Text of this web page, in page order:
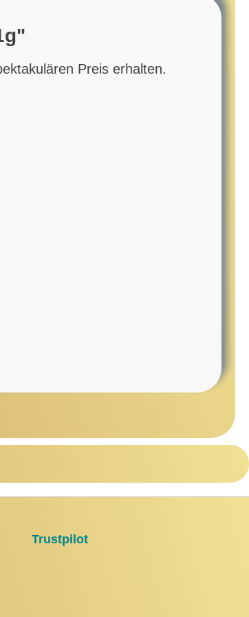
Preis erhalten.
Trustpilot